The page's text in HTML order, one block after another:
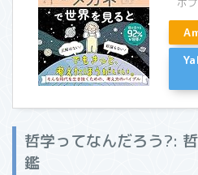
哲学ってなんだろう?:
鑑